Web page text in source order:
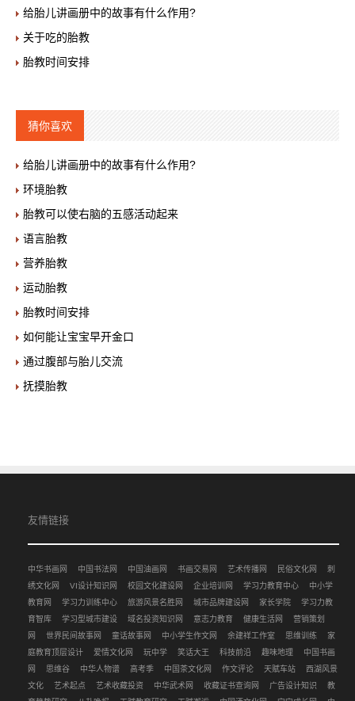
给胎儿讲画册中的故事有什么作用?
关于吃的胎教
胎教时间安排
猜你喜欢
给胎儿讲画册中的故事有什么作用?
环境胎教
胎教可以使右脑的五感活动起来
语言胎教
营养胎教
运动胎教
胎教时间安排
如何能让宝宝早开金口
通过腹部与胎儿交流
抚摸胎教
友情链接
中华书画网 中国书法网 中国油画网 书画交易网 艺术传播网 民俗文化网
刺
绣文化网
VI设计知识网 校园文化建设网 企业培训网 学习力教育中心
中小学
教育网
学习力训练中心 旅游风景名胜网 城市品牌建设网 家长学院
学习力教
育智库
学习型城市建设 域名投资知识网 意志力教育 健康生活网
营销策划
网
世界民间故事网 童话故事网 中小学生作文网 余建祥工作室 思维训练
家
庭教育顶层设计
爱情文化网 玩中学 笑话大王 科技前沿 趣味地理
中国书画
网
思维谷 中华人物谱 高考季 中国茶文化网 作文评论 天赋车站
西湖风景
文化
艺术起点 艺术收藏投资 中华武术网 收藏证书查询网 广告设计知识
教